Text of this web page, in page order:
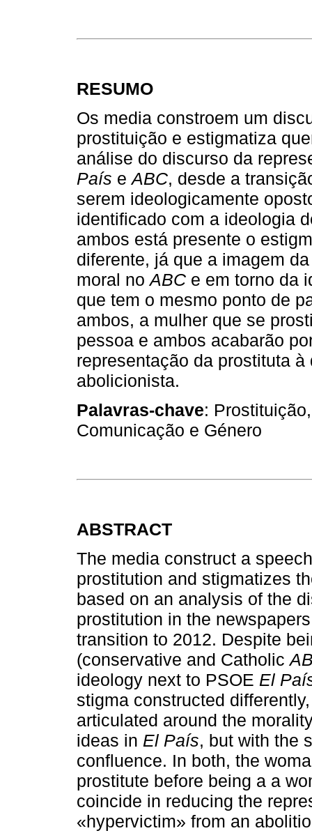
RESUMO
Os media constroem um
prostituição e estigmatiza
análise do discurso da
País eABC, desde a
serem ideologicamente
identificado com a ideologia
ambos está presente o
diferente, já que a imagem
moral noABC e em torno da
que tem o mesmo ponto de
ambos, a mulher que se
pessoa e ambos acabarão
representação da prostituta
abolicionista.
Palavras-chave:
Comunicação e Género
ABSTRACT
The media construct a
prostitution and stigmatizes
based on an analysis of the
prostitution in the
transition to 2012. Despite
(conservative and Catholic
ideology next to PSOE El
stigma constructed
articulated around the
ideas in El País, but with the
confluence. In both, the
prostitute before being a a
coincide in reducing the
«hypervictim» from an